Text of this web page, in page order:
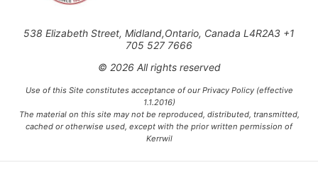
538 Elizabeth Street, Midland,Ontario, Canada L4R2A3 +1
705 527 7666
© 2026 All rights reserved
Use of this Site constitutes acceptance of our Privacy Policy (effective
1.1.2016)
The material on this site may not be reproduced, distributed, transmitted,
cached or otherwise used, except with the prior written permission of
Kerrwil